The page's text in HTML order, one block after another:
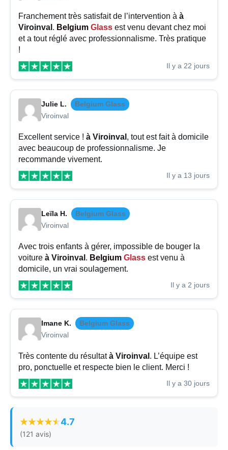
Franchement très satisfait de l’intervention à à
Viroinval . Belgium Glass est venu devant chez moi
et a tout réglé avec professionnalisme. Très pratique
!
Il y a 22 jours
Julie L.
Belgium Glass
Viroinval
Excellent service ! à Viroinval , tout est fait à domicile
avec beaucoup de professionnalisme. Je
recommande vivement.
Il y a 13 jours
Leïla H.
Belgium Glass
Viroinval
Avec trois enfants à gérer, impossible de bouger la
voiture à Viroinval . Belgium Glass est venu à
domicile, un vrai soulagement.
Il y a 2 jours
Imane K.
Belgium Glass
Viroinval
Très contente du résultatà Viroinval . L’équipe est
pro, ponctuelle et respecte bien le client. Merci !
Il y a 30 jours
4.7
(121 avis)